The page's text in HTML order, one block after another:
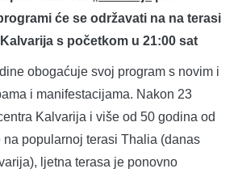
će se održavati na na terasi
s početkom u 21:00 sat
obogaćuje svoj program s novim i
i manifestacijama. Nakon 23
Kalvarija i više od 50 godina od
popularnoj terasi Thalia (danas
ljetna terasa je ponovno